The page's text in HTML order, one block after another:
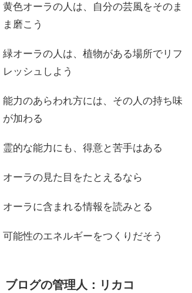
黄色オーラの人は、自分の芸風をそのま
ま磨こう
緑オーラの人は、植物がある場所でリフ
レッシュしよう
能力のあらわれ方には、その人の持ち味
が加わる
霊的な能力にも、得意と苦手はある
オーラの見た目をたとえるなら
オーラに含まれる情報を読みとる
可能性のエネルギーをつくりだそう
ブログの管理人：リカコ